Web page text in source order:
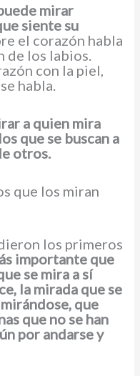
mirar
siente su
el corazón habla
de los labios.
con la piel,
habla.
a quien mira
que se buscan a
otros.
que los miran
los primeros
importante que
se mira a sí
la mirada que se
que
que no se han
por andarse y